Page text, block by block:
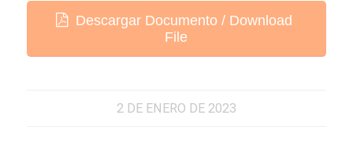
Descargar Documento / Download
File
2 DE ENERO DE 2023